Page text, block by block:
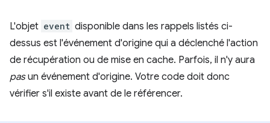
L'objet event disponible dans les rappels listés ci-
dessus est l'événement d'origine qui a déclenché l'action
de récupération ou de mise en cache. Parfois, il n'y aura
pasun événement d'origine. Votre code doit donc
vérifier s'il existe avant de le référencer.